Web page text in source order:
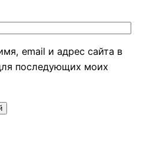
email и адрес сайта в
последующих моих